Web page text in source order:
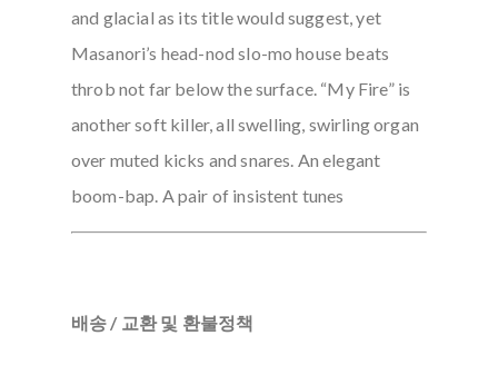
and glacial as its title would suggest, yet
Masanori’s head-nod slo-mo house beats
throb not far below the surface. “My Fire” is
another soft killer, all swelling, swirling organ
over muted kicks and snares. An elegant
boom-bap. A pair of insistent tunes
배송 / 교환 및 환불정책